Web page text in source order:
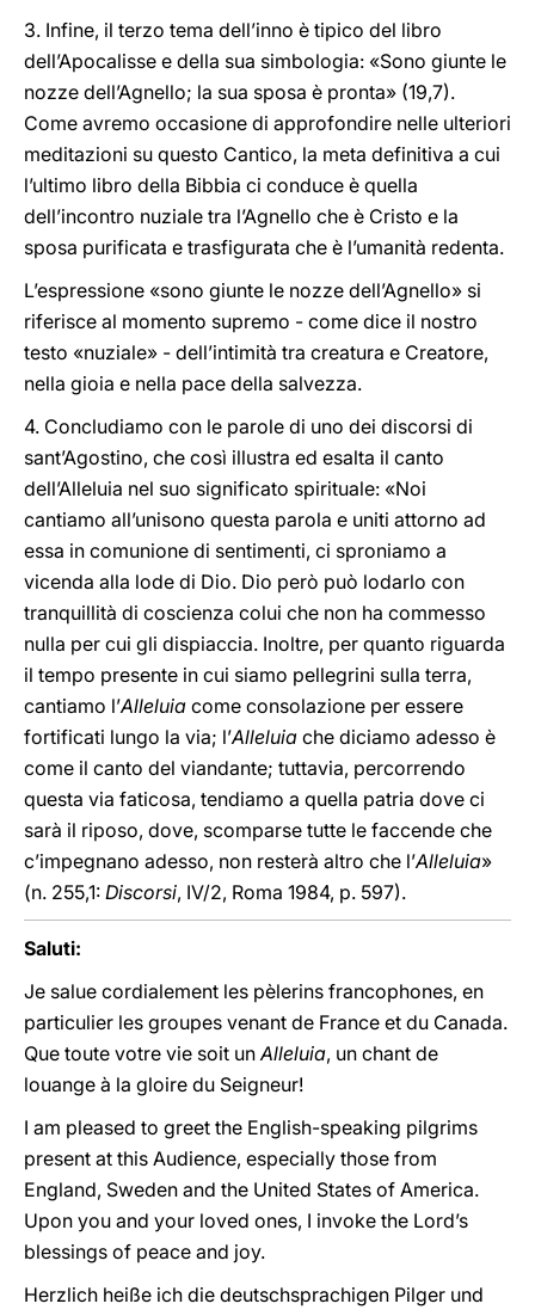
3. Infine, il terzo tema dell’inno è tipico del libro
dell’Apocalisse e della sua simbologia: «Sono giunte le
nozze dell’Agnello; la sua sposa è pronta» (19,7).
Come avremo occasione di approfondire nelle ulteriori
meditazioni su questo Cantico, la meta definitiva a cui
l’ultimo libro della Bibbia ci conduce è quella
dell’incontro nuziale tra l’Agnello che è Cristo e la
sposa purificata e trasfigurata che è l’umanità redenta.
L’espressione «sono giunte le nozze dell’Agnello» si
riferisce al momento supremo - come dice il nostro
testo «nuziale» - dell’intimità tra creatura e Creatore,
nella gioia e nella pace della salvezza.
4. Concludiamo con le parole di uno dei discorsi di
sant’Agostino, che così illustra ed esalta il canto
dell’Alleluia nel suo significato spirituale: «Noi
cantiamo all’unisono questa parola e uniti attorno ad
essa in comunione di sentimenti, ci sproniamo a
vicenda alla lode di Dio. Dio però può lodarlo con
tranquillità di coscienza colui che non ha commesso
nulla per cui gli dispiaccia. Inoltre, per quanto riguarda
il tempo presente in cui siamo pellegrini sulla terra,
cantiamo l’Alleluia come consolazione per essere
fortificati lungo la via; l’Alleluia che diciamo adesso è
come il canto del viandante; tuttavia, percorrendo
questa via faticosa, tendiamo a quella patria dove ci
sarà il riposo, dove, scomparse tutte le faccende che
c’impegnano adesso, non resterà altro che l’Alleluia»
(n. 255,1: Discorsi, IV/2, Roma 1984, p. 597).
Saluti:
Je salue cordialement les pèlerins francophones, en
particulier les groupes venant de France et du Canada.
Que toute votre vie soit unAlleluia, un chant de
louange à la gloire du Seigneur!
I am pleased to greet the English-speaking pilgrims
present at this Audience, especially those from
England, Sweden and the United States of America.
Upon you and your loved ones, I invoke the Lord’s
blessings of peace and joy.
Herzlich heiße ich die deutschsprachigen Pilger und